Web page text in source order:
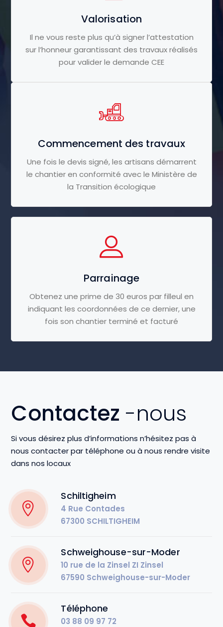
Valorisation
Il ne vous reste plus qu’à signer l’attestation
sur l’honneur garantissant des travaux réalisés
pour valider le demande CEE
Commencement des travaux
Une fois le devis signé, les artisans démarrent
le chantier en conformité avec le Ministère de
la Transition écologique
Parrainage
Obtenez une prime de 30 euros par filleul en
indiquant les coordonnées de ce dernier, une
fois son chantier terminé et facturé
Contactez -nous
Si vous désirez plus d’informations n’hésitez pas à
nous contacter par téléphone ou à nous rendre visite
dans nos locaux
Schiltigheim
4 Rue Contades
67300 SCHILTIGHEIM
Schweighouse-sur-Moder
10 rue de la Zinsel ZI Zinsel
67590 Schweighouse-sur-Moder
Téléphone
03 88 09 97 72